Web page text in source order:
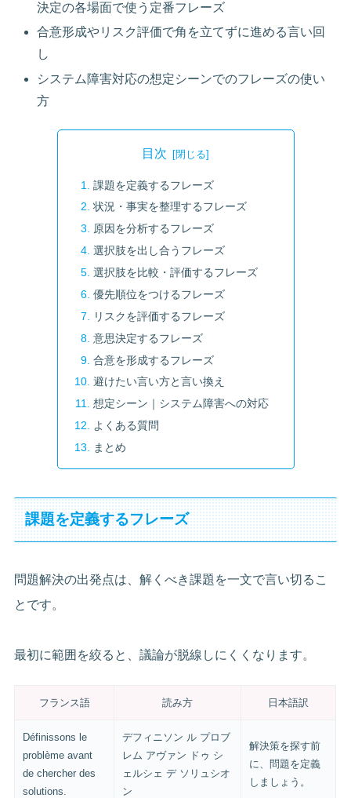
決定の各場面で使う定番フレーズ
合意形成やリスク評価で角を立てずに進める言い回
し
システム障害対応の想定シーンでのフレーズの使い
方
目次
課題を定義するフレーズ
状況・事実を整理するフレーズ
原因を分析するフレーズ
選択肢を出し合うフレーズ
選択肢を比較・評価するフレーズ
優先順位をつけるフレーズ
リスクを評価するフレーズ
意思決定するフレーズ
合意を形成するフレーズ
避けたい言い方と言い換え
想定シーン｜システム障害への対応
よくある質問
まとめ
課題を定義するフレーズ
問題解決の出発点は、解くべき課題を一文で言い切るこ
とです。
最初に範囲を絞ると、議論が脱線しにくくなります。
フランス語 読み方 日本語訳
Définissons le
problème avant
de chercher des
solutions.
デフィニソン ル プロブ
レム アヴァン ドゥ シ
ェルシェ デ ソリュシオ
ン
解決策を探す前
に、問題を定義
しましょう。